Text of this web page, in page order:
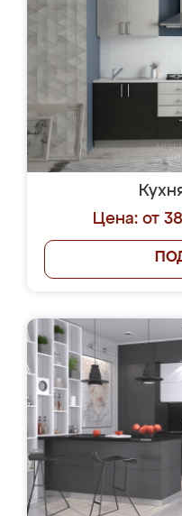
Цена: от